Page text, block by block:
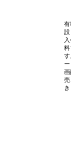
設
画
き